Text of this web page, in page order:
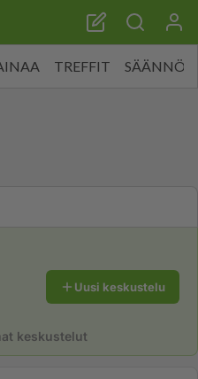
TREFFIT SÄÄNNÖT
Uusi keskustelu
keskustelut